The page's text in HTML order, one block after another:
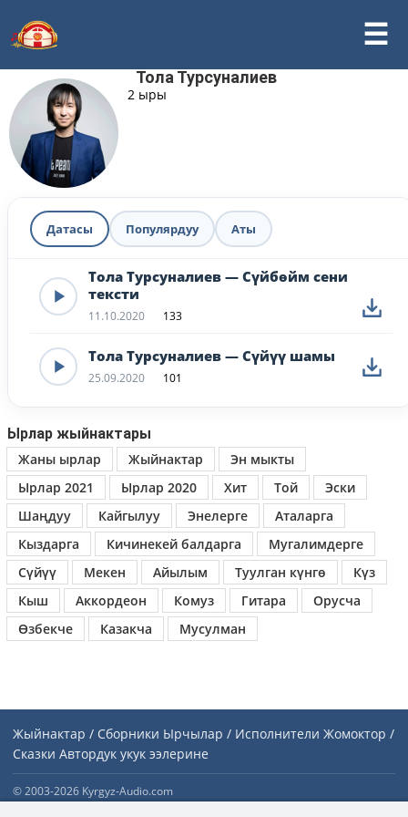
Тола Турсуналиев
2 ыры
Датасы Популярдуу Аты
Тола Турсуналиев — Сүйбөйм сени
тексти
11.10.2020 133
Тола Турсуналиев — Сүйүү шамы
25.09.2020 101
Ырлар жыйнактары
Жаны ырлар
Жыйнактар
Эн мыкты
Ырлар 2021
Ырлар 2020 Хит Той
Эски
Шаңдуу
Кайгылуу Энелерге
Аталарга
Кыздарга
Кичинекей балдарга
Мугалимдерге
Сүйүү
Мекен Айылым Туулган күнгө
Күз
Кыш
Аккордеон Комуз Гитара
Орусча
Өзбекче
Казакча Мусулман
Жыйнактар / Сборники Ырчылар / Исполнители Жомоктор /
Сказки Автордук укук ээлерине
© 2003-2026 Kyrgyz-Audio.com